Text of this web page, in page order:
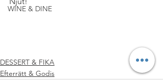
WINE & DINE
#NYTTIGFIKA
DESSERT & FIKA
Efterrätt & Godis